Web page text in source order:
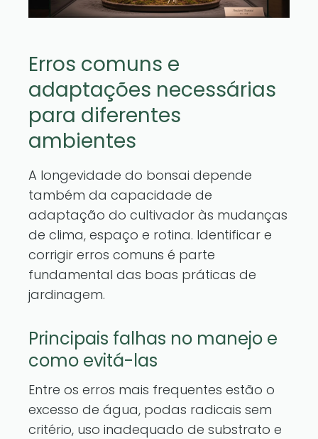
Erros comuns e
adaptações necessárias
para diferentes
ambientes
A longevidade do bonsai depende
também da capacidade de
adaptação do cultivador às mudanças
de clima, espaço e rotina. Identificar e
corrigir erros comuns é parte
fundamental das boas práticas de
jardinagem.
Principais falhas no manejo e
como evitá-las
Entre os erros mais frequentes estão o
excesso de água, podas radicais sem
critério, uso inadequado de substrato e